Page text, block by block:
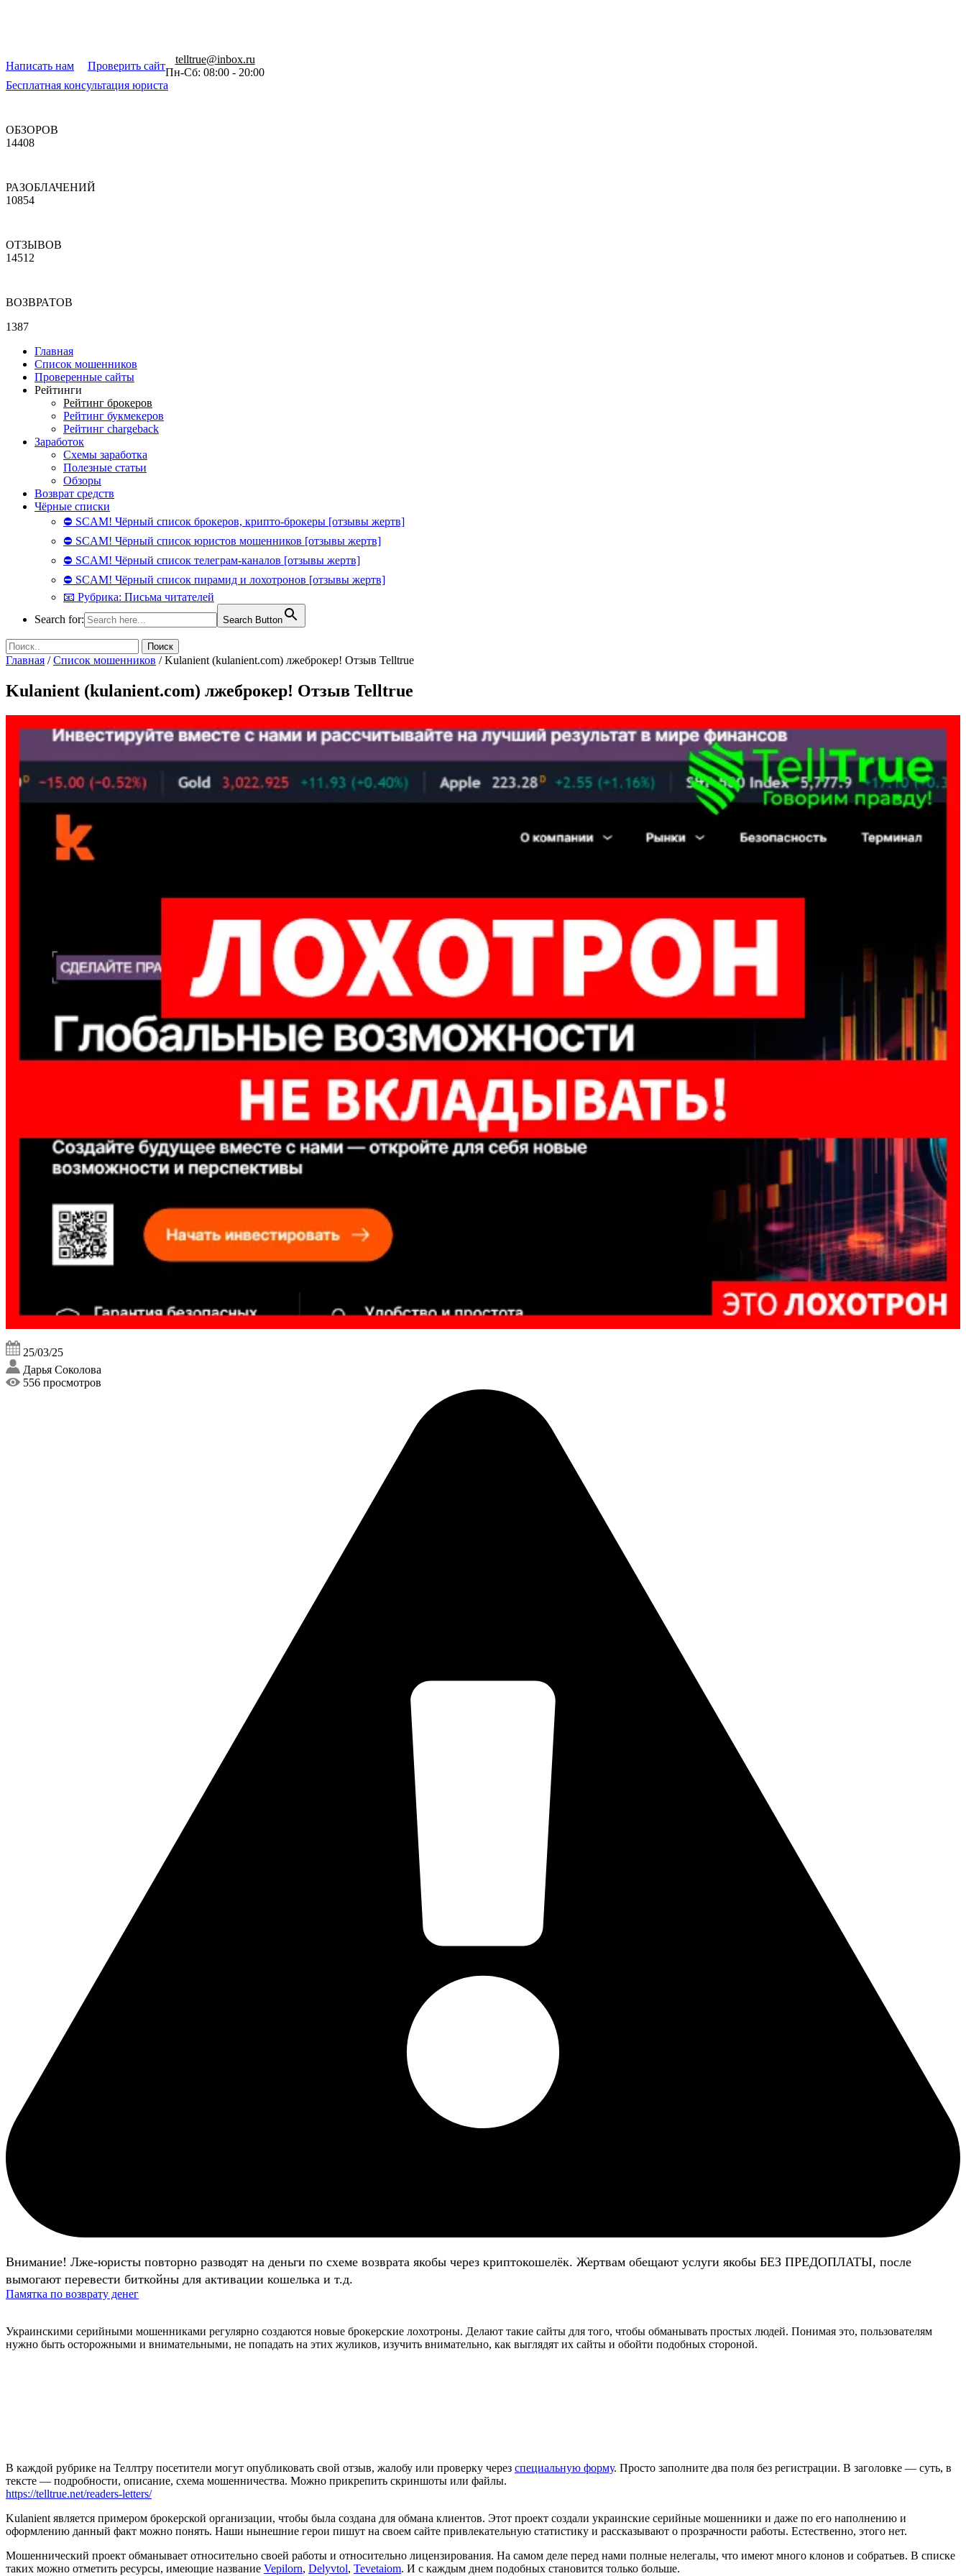
Написать нам Проверить сайт
telltrue@inbox.ru
Пн-Сб: 08:00 - 20:00
Бесплатная консультация юриста
ОБЗОРОВ
14408
РАЗОБЛАЧЕНИЙ
10854
ОТЗЫВОВ
14512
ВОЗВРАТОВ
1387
Главная
Список мошенников
Проверенные сайты
Рейтинги
Рейтинг брокеров
Рейтинг букмекеров
Рейтинг chargeback
Заработок
Схемы заработка
Полезные статьи
Обзоры
Возврат средств
Чёрные списки
⛔ SCAM! Чёрный список брокеров, крипто-брокеры [отзывы жертв]
⛔ SCAM! Чёрный список юристов мошенников [отзывы жертв]
⛔ SCAM! Чёрный список телеграм-каналов [отзывы жертв]
⛔ SCAM! Чёрный список пирамид и лохотронов [отзывы жертв]
📧 Рубрика: Письма читателей
Search for:
Search Button
Главная /Список мошенников /Kulanient (kulanient.com) лжеброкер! Отзыв Telltrue
Kulanient (kulanient.com) лжеброкер! Отзыв Telltrue
25/03/25
Дарья Соколова
556 просмотров
Внимание! Лже-юристы повторно разводят на деньги по схеме возврата якобы через криптокошелёк. Жертвам обещают услуги якобы БЕЗ ПРЕДОПЛАТЫ, после
вымогают перевести биткойны для активации кошелька и т.д.
Памятка по возврату денег
Украинскими серийными мошенниками регулярно создаются новые брокерские лохотроны. Делают такие сайты для того, чтобы обманывать простых людей. Понимая это, пользователям
нужно быть осторожными и внимательными, не попадать на этих жуликов, изучить внимательно, как выглядят их сайты и обойти подобных стороной.
В каждой рубрике на Теллтру посетители могут опубликовать свой отзыв, жалобу или проверку через специальную форму. Просто заполните два поля без регистрации. В заголовке — суть, в
тексте — подробности, описание, схема мошенничества. Можно прикрепить скриншоты или файлы.
https://telltrue.net/readers-letters/
Kulanient является примером брокерской организации, чтобы была создана для обмана клиентов. Этот проект создали украинские серийные мошенники и даже по его наполнению и
оформлению данный факт можно понять. Наши нынешние герои пишут на своем сайте привлекательную статистику и рассказывают о прозрачности работы. Естественно, этого нет.
Мошеннический проект обманывает относительно своей работы и относительно лицензирования. На самом деле перед нами полные нелегалы, что имеют много клонов и собратьев. В списке
таких можно отметить ресурсы, имеющие название Vepilorn, Delyvtol, Tevetaiom. И с каждым днем подобных становится только больше.